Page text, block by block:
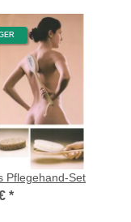
Pflegehand-Set
*